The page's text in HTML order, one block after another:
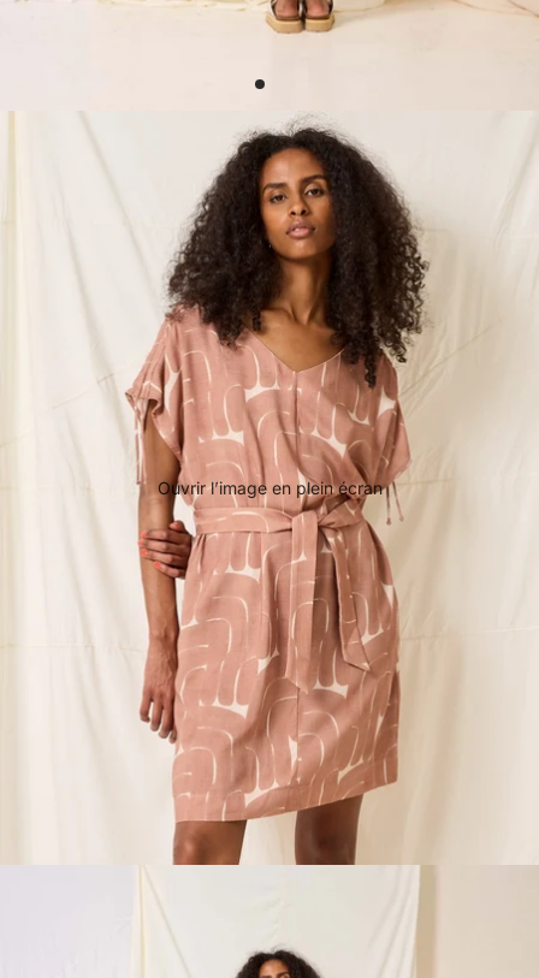
Ouvrir l’image en plein écran